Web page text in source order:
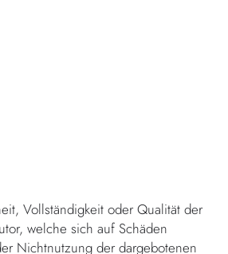
Vollständigkeit oder Qualität der
welche sich auf Schäden
Nichtnutzung der dargebotenen